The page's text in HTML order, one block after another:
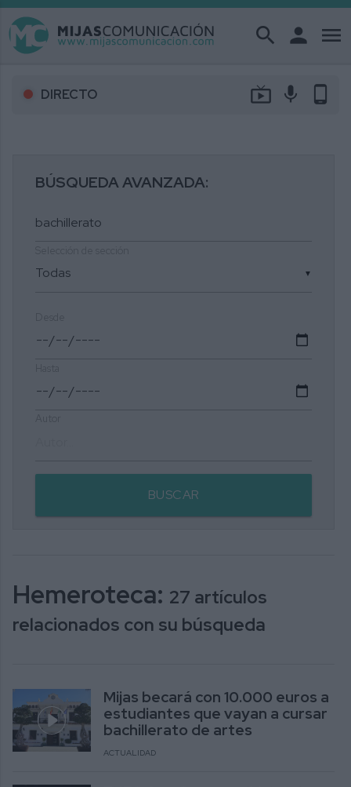
search person menu
DIRECTO live_tv mic phone_android
BÚSQUEDA AVANZADA:
▼
BUSCAR
Hemeroteca: 27 artículos
relacionados con su búsqueda
Mijas becará con 10.000 euros a
estudiantes que vayan a cursar
bachillerato de artes
ACTUALIDAD